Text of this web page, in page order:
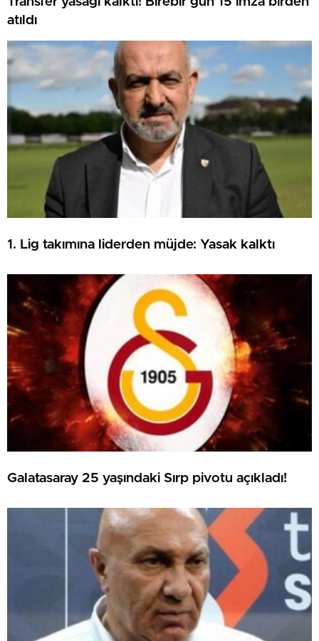
atıldı
1. Lig takımına liderden müjde: Yasak kalktı
Galatasaray 25 yaşındaki Sırp pivotu açıkladı!